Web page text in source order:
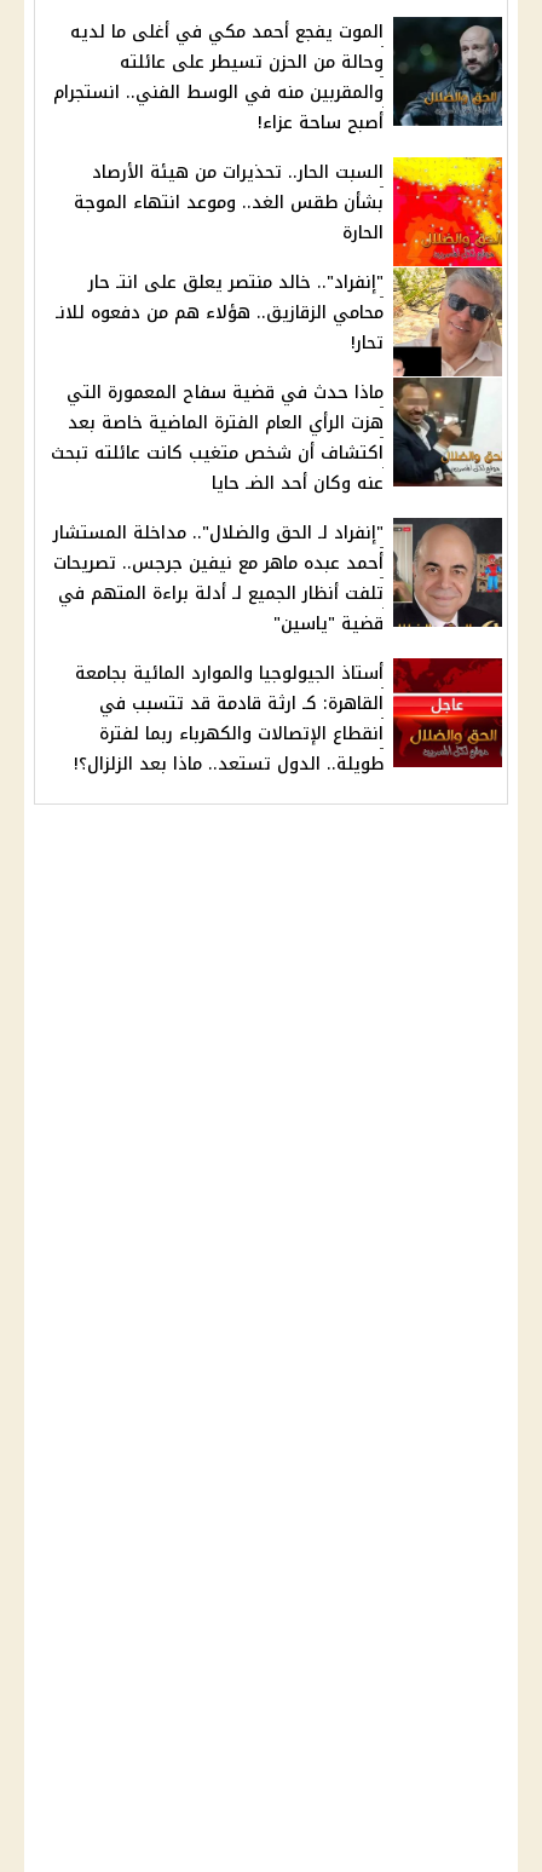
الموت يفجع أحمد مكي في أغلى ما لديه
وحالة من الحزن تسيطر على عائلته
والمقربين منه في الوسط الفني.. انستجرام
أصبح ساحة عزاء!
السبت الحار.. تحذيرات من هيئة الأرصاد
بشأن طقس الغد.. وموعد انتهاء الموجة
الحارة
"إنفراد".. خالد منتصر يعلق على انتـ حار
محامي الزقازيق.. هؤلاء هم من دفعوه للانـ
تحار!
ماذا حدث في قضية سفاح المعمورة التي
هزت الرأي العام الفترة الماضية خاصة بعد
اكتشاف أن شخص متغيب كانت عائلته تبحث
عنه وكان أحد الضـ حايا
"إنفراد لـ الحق والضلال".. مداخلة المستشار
أحمد عبده ماهر مع نيفين جرجس.. تصريحات
تلفت أنظار الجميع لـ أدلة براءة المتهم في
قضية "ياسين"
أستاذ الجيولوجيا والموارد المائية بجامعة
القاهرة: كـ ارثة قادمة قد تتسبب في
انقطاع الإتصالات والكهرباء ربما لفترة
طويلة.. الدول تستعد.. ماذا بعد الزلزال؟!